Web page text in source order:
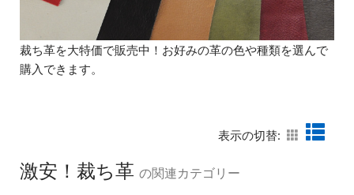
裁ち革を大特価で販売中！お好みの革の色や種類を選んで
購入できます。
表示の切替:
激安！裁ち革 の関連カテゴリー